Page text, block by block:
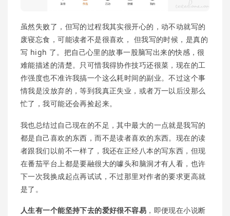
虽然失败了，但写的过程我其实很开心的，动不动就写的
废寝忘食，可能读者不是很喜欢， 但我写的时候，是真的
写 high 了。把自己心里的故事一股脑写出来的快感，很
难能描述的清楚。只可惜我得协作技巧还很菜，现在的工
作强度也不准许我搞一个这么耗时间的副业。不过这个事
情我是没放弃的，等到我真正失业，或者万一以后没那么
忙了，我可能还会再捡起来。
我也总结过自己现在的不足，其中最大的一点就是我写的
都是自己喜欢的东西，而不是读者喜欢的东西。现在的读
者跟我们以前不一样了，我还在正经八本的写东西，但现
在番茄平台上都是要融很大的噱头和脑洞才有人看，也许
下一次我换成起点再试试，不过那里对作者的要求更高就
是了。
人生有一个能坚持下去的爱好很不容易 ，即便现在小说断